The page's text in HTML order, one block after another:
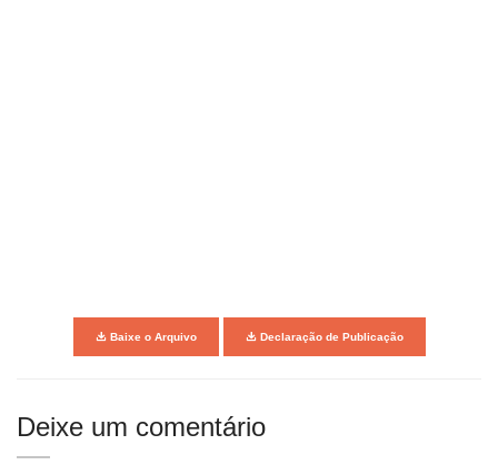
Baixe o Arquivo Declaração de Publicação
Deixe um comentário